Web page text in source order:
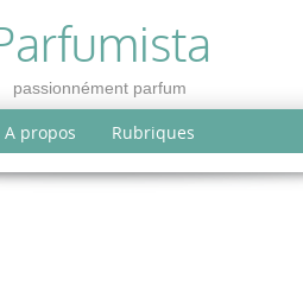
passionnément parfum
A propos Rubriques